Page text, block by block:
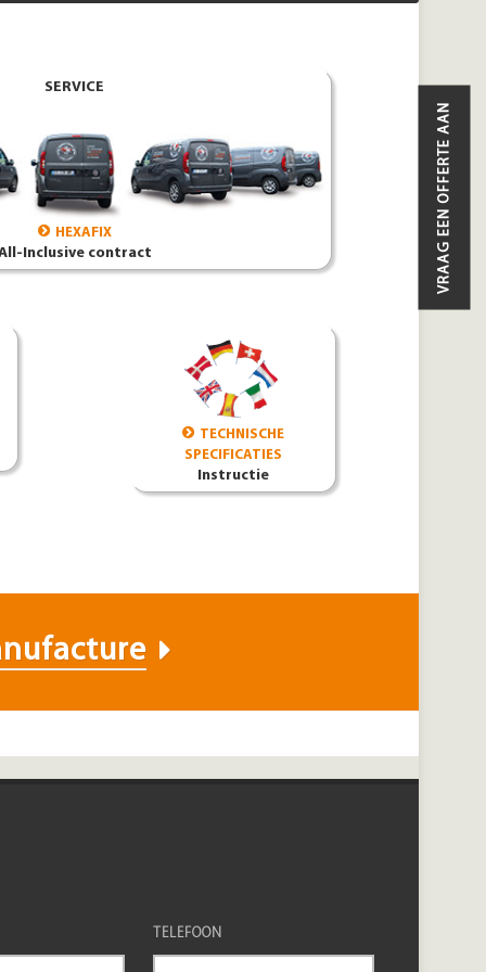
SERVICE
HEXAFIX
Inclusive contract
TECHNISCHE
SPECIFICATIES
Instructie
TELEFOON
VRAAG EEN OFFERTE AAN